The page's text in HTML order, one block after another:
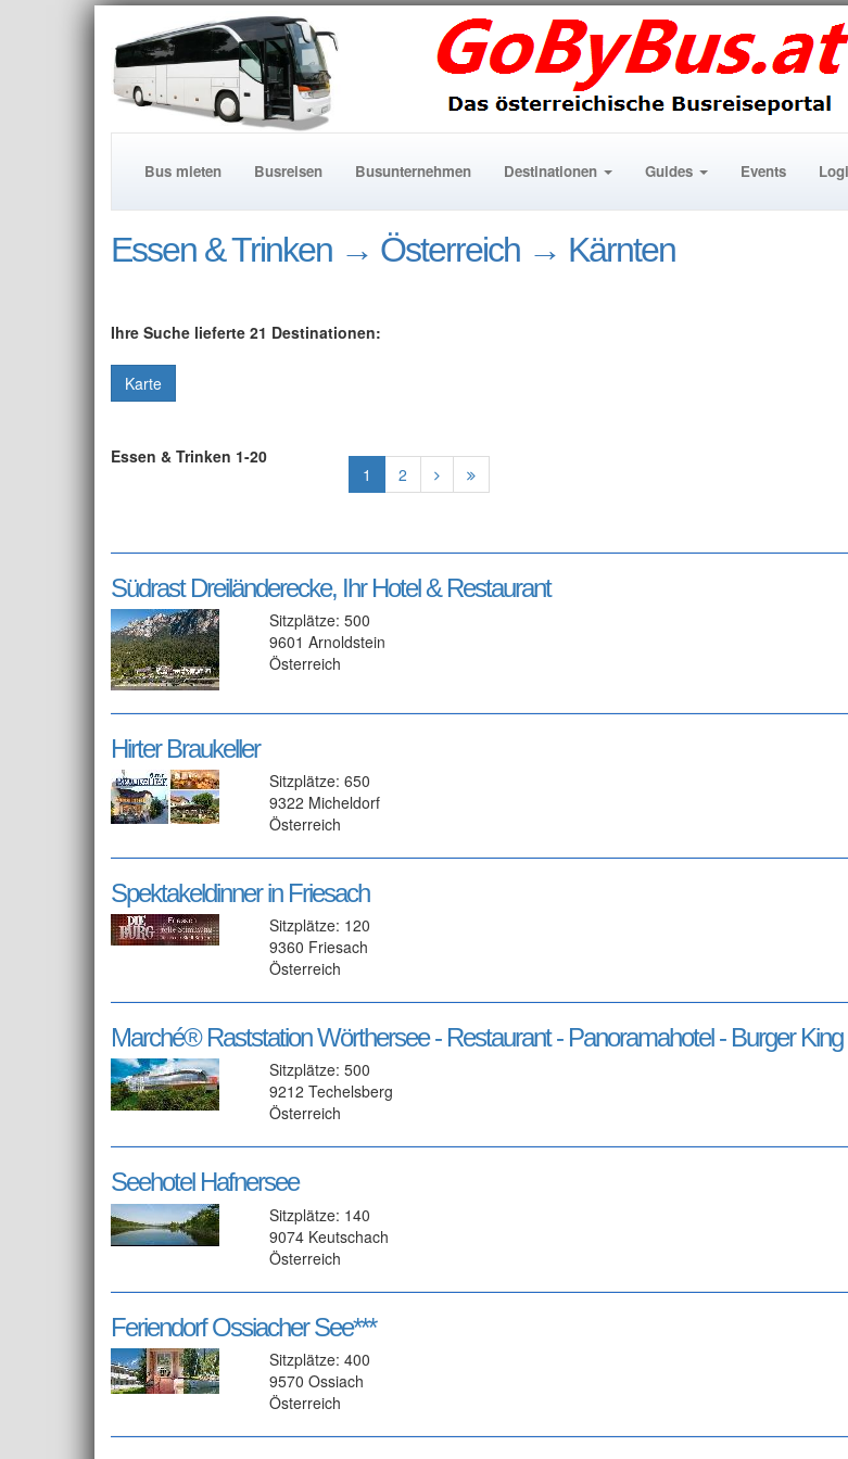
Bus mieten Busreisen Busunternehmen Destinationen Guides Events
Essen & Trinken → Österreich → Kärnten
Ihre Suche lieferte 21 Destinationen:
Karte
Essen & Trinken 1-20
1
2
Südrast Dreiländerecke, Ihr Hotel & Restaurant
Sitzplätze: 500
9601 Arnoldstein
Österreich
Hirter Braukeller
Sitzplätze: 650
9322 Micheldorf
Österreich
Spektakeldinner in Friesach
Sitzplätze: 120
9360 Friesach
Österreich
Marché® Raststation Wörthersee - Restaurant - Panoramahotel - Burger King
Sitzplätze: 500
9212 Techelsberg
Österreich
Seehotel Hafnersee
Sitzplätze: 140
9074 Keutschach
Österreich
Feriendorf Ossiacher See***
Sitzplätze: 400
9570 Ossiach
Österreich